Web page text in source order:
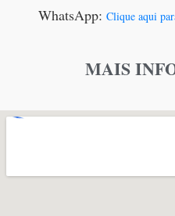
WhatsApp: Clique aqui
MAIS